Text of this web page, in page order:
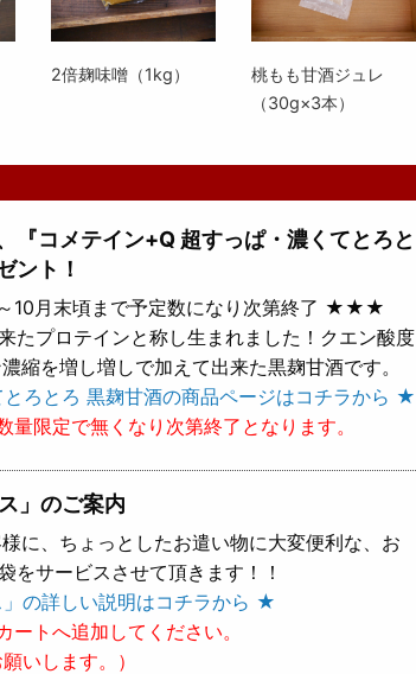
2倍麹味噌（1kg）
桃もも甘酒ジュレ
（30g×3本）
コメテイン+Q 超すっぱ・濃くてとろと
ント！
月末頃まで予定数になり次第終了 ★★★
たプロテインと称し生まれました！クエン酸度
縮を増し増しで加えて出来た黒麹甘酒です。
ろとろ 黒麹甘酒の商品ページはコチラから ★
限定で無くなり次第終了となります。
」のご案内
に、ちょっとしたお遣い物に大変便利な、お
をサービスさせて頂きます！！
の詳しい説明はコチラから ★
トへ追加してください。
いします。）